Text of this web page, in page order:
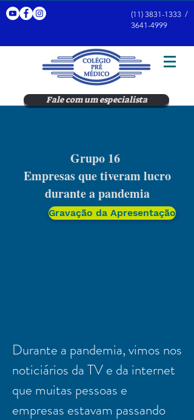
(11) 3831-1333 /
3641-4999
Fale com um especialista
Grupo 16
Empresas que tiveram lucro
durante a pandemia
Gravação da Apresentação
Durante a pandemia, vimos nos
noticiários da TV e da internet
que muitas pessoas e
empresas estavam passando